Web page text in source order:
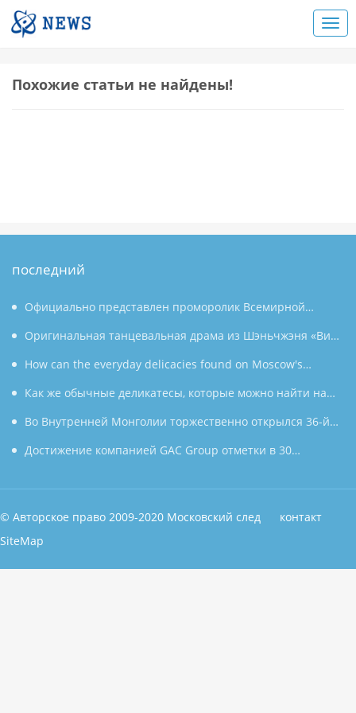
Похожие статьи не найдены!
последний
Официально представлен проморолик Всемирной
конференции по производству 2026 года: Аньхой
направляет миру «приглашение к умному производству»
Оригинальная танцевальная драма из Шэньчжэня «Вин
Чун» была показана в Южной Корее под бурные овации,
используя танец как мост, открывающий новую главу в
культурном обмене между Китаем и Южной Кореей.
How can the everyday delicacies found on Moscow's
shelves shine on the tables of countless households in the
East?
Как же обычные деликатесы, которые можно найти на
полках московских магазинов, могут украсить столы
бесчисленных семей на Востоке?
Во Внутренней Монголии торжественно открылся 36-й
туристический фестиваль «Наадам»
Достижение компанией GAC Group отметки в 30
© Aвторское право 2009-2020 Московский след контакт
SiteMap